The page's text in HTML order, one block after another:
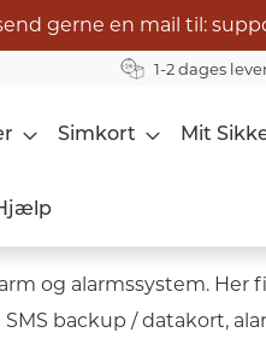
gerne en mail til:
1-2 dages
Simkort Mit
og alarmssystem. Her
backup / datakort,